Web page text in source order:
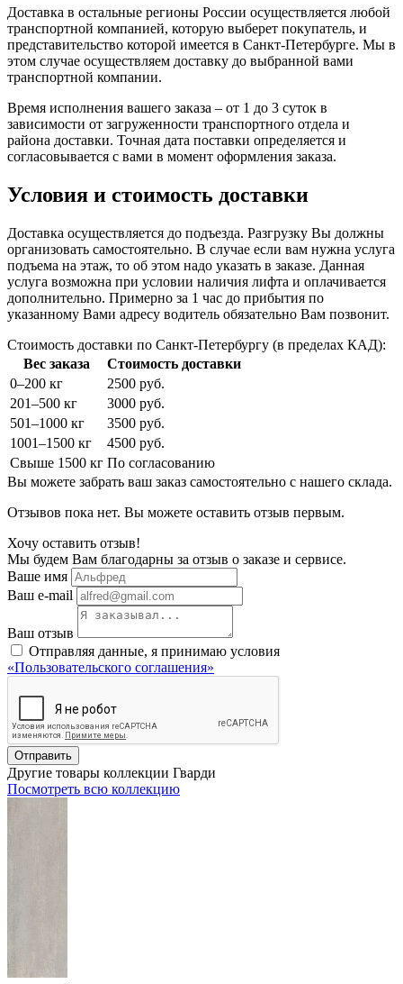
Доставка в остальные регионы России осуществляется любой
транспортной компанией, которую выберет покупатель, и
представительство которой имеется в Санкт-Петербурге. Мы в
этом случае осуществляем доставку до выбранной вами
транспортной компании.
Время исполнения вашего заказа – от 1 до 3 суток в
зависимости от загруженности транспортного отдела и
района доставки. Точная дата поставки определяется и
согласовывается с вами в момент оформления заказа.
Условия и стоимость доставки
Доставка осуществляется до подъезда. Разгрузку Вы должны
организовать самостоятельно. В случае если вам нужна услуга
подъема на этаж, то об этом надо указать в заказе. Данная
услуга возможна при условии наличия лифта и оплачивается
дополнительно. Примерно за 1 час до прибытия по
указанному Вами адресу водитель обязательно Вам позвонит.
Стоимость доставки по Санкт-Петербургу (в пределах КАД):
Вес заказа
Стоимость доставки
0–200 кг
2500 руб.
201–500 кг
3000 руб.
501–1000 кг
3500 руб.
1001–1500 кг
4500 руб.
Свыше 1500 кг По согласованию
Вы можете забрать ваш заказ самостоятельно с нашего склада.
Отзывов пока нет. Вы можете оставить отзыв первым.
Хочу оставить отзыв!
Мы будем Вам благодарны за отзыв о заказе и сервисе.
Ваше имя
Ваш e-mail
Ваш отзыв
Отправляя данные, я принимаю условия
«Пользовательского соглашения»
Отправить
Другие товары коллекции Гварди
Посмотреть всю коллекцию